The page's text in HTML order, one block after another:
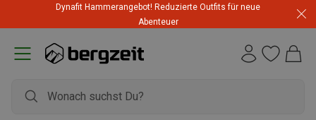
Dynafit Hammerangebot! Reduzierte Outfits für neue
Abenteuer